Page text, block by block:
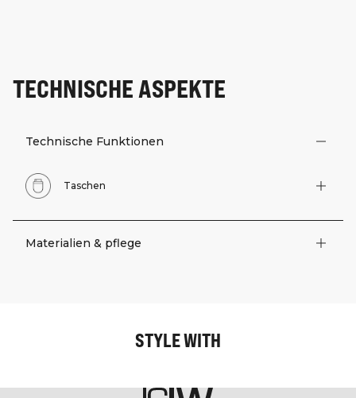
TECHNISCHE ASPEKTE
Technische Funktionen
Taschen
Materialien & pflege
STYLE WITH